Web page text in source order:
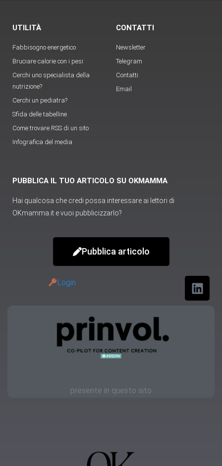
UTILITÀ
Fabbisogno energetico
Bruciare calorie con i pesi
Cerchi uno specialista della
nutrizione?
Cerchi un pediatra?
Sfida delle tabelline
Come trovare RSS di un sito
Infografica del media
CONTATTI
Newsletter
Telegram
Contatti
Email
PUBBLICA IL TUO ARTICOLO SU OKMAMMA
Hai qualcosa che credi possa interessare ai lettori di
OKmamma.it e vuoi pubblicizzarlo?
Pubblica articolo
Login
presente in questo sito